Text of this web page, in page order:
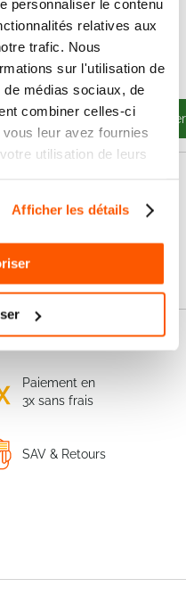
personnaliser le contenu
relatives aux
trafic. Nous
sur l'utilisation de
médias sociaux, de
combiner celles-ci
leur avez fournies
utilisation de leurs
Afficher les détails
102,85 €
Ajouter au panier
Paiement en
3x sans frais
SAV & Retours